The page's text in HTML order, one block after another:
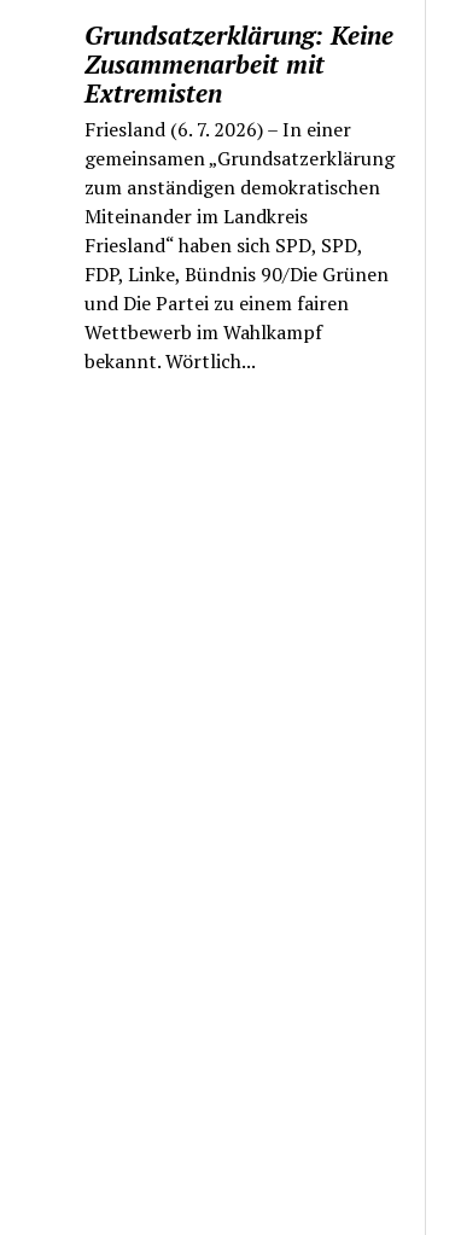
Grundsatzerklärung: Keine
Zusammenarbeit mit
Extremisten
Friesland (6. 7. 2026) – In einer
gemeinsamen „Grundsatzerklärung
zum anständigen demokratischen
Miteinander im Landkreis
Friesland“ haben sich SPD, SPD,
FDP, Linke, Bündnis 90/Die Grünen
und Die Partei zu einem fairen
Wettbewerb im Wahlkampf
bekannt. Wörtlich...